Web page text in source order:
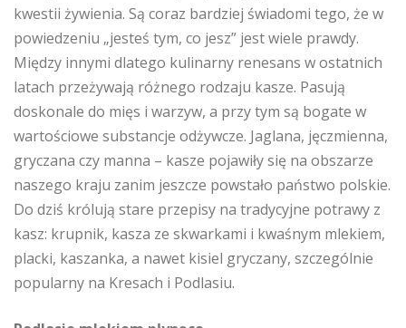
kwestii żywienia. Są coraz bardziej świadomi tego, że w
powiedzeniu „jesteś tym, co jesz” jest wiele prawdy.
Między innymi dlatego kulinarny renesans w ostatnich
latach przeżywają różnego rodzaju kasze. Pasują
doskonale do mięs i warzyw, a przy tym są bogate w
wartościowe substancje odżywcze. Jaglana, jęczmienna,
gryczana czy manna – kasze pojawiły się na obszarze
naszego kraju zanim jeszcze powstało państwo polskie.
Do dziś królują stare przepisy na tradycyjne potrawy z
kasz: krupnik, kasza ze skwarkami i kwaśnym mlekiem,
placki, kaszanka, a nawet kisiel gryczany, szczególnie
popularny na Kresach i Podlasiu.